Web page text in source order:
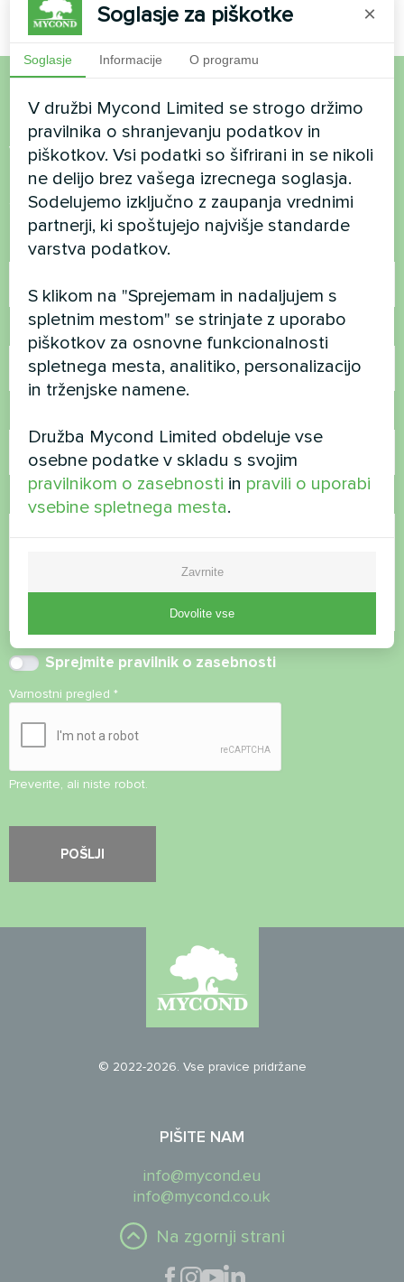
Želite kupiti ali imate
vprašanja?
Stopite v stik z nami in pomagali vam bomo
Ime
Telefonska številka
Komentar
Sprejmite pravilnik o zasebnosti
Varnostni pregled *
Preverite, ali niste robot.
© 2022-2026. Vse pravice pridržane
PIŠITE NAM
info@mycond.eu
info@mycond.co.uk
Na zgornji strani
Soglasje za piškotke ×
Soglasje Informacije O programu
V družbi Mycond Limited se strogo držimo
pravilnika o shranjevanju podatkov in
piškotkov. Vsi podatki so šifrirani in se nikoli
ne delijo brez vašega izrecnega soglasja.
Sodelujemo izključno z zaupanja vrednimi
partnerji, ki spoštujejo najvišje standarde
varstva podatkov.
S klikom na "Sprejemam in nadaljujem s
spletnim mestom" se strinjate z uporabo
piškotkov za osnovne funkcionalnosti
spletnega mesta, analitiko, personalizacijo
in trženjske namene.
Družba Mycond Limited obdeluje vse
osebne podatke v skladu s svojim
pravilnikom o zasebnosti in pravili o uporabi
vsebine spletnega mesta.
Zavrnite
Dovolite vse